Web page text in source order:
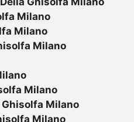
Milano
Milano
Milano
Milano
Ghisolfa Milano
Milano